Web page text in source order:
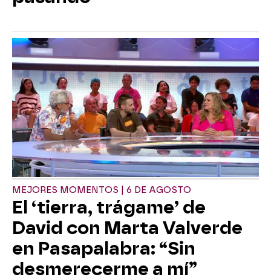
MEJORES MOMENTOS | 6 DE AGOSTO
El ‘tierra, trágame’ de
David con Marta Valverde
en Pasapalabra: “Sin
desmerecerme a mí”